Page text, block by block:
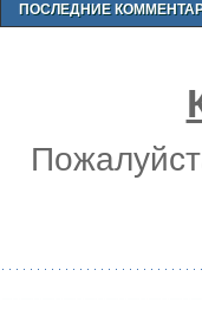
ПОСЛЕДНИЕ